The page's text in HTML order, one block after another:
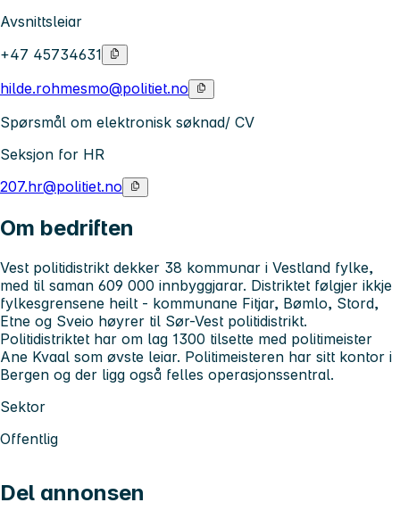
Avsnittsleiar
+47 45734631
hilde.rohmesmo@politiet.no
Spørsmål om elektronisk søknad/ CV
Seksjon for HR
207.hr@politiet.no
Om bedriften
Vest politidistrikt dekker 38 kommunar i Vestland fylke,
med til saman 609 000 innbyggjarar. Distriktet følgjer ikkje
fylkesgrensene heilt - kommunane Fitjar, Bømlo, Stord,
Etne og Sveio høyrer til Sør-Vest politidistrikt.
Politidistriktet har om lag 1300 tilsette med politimeister
Ane Kvaal som øvste leiar. Politimeisteren har sitt kontor i
Bergen og der ligg også felles operasjonssentral.
Sektor
Offentlig
Del annonsen